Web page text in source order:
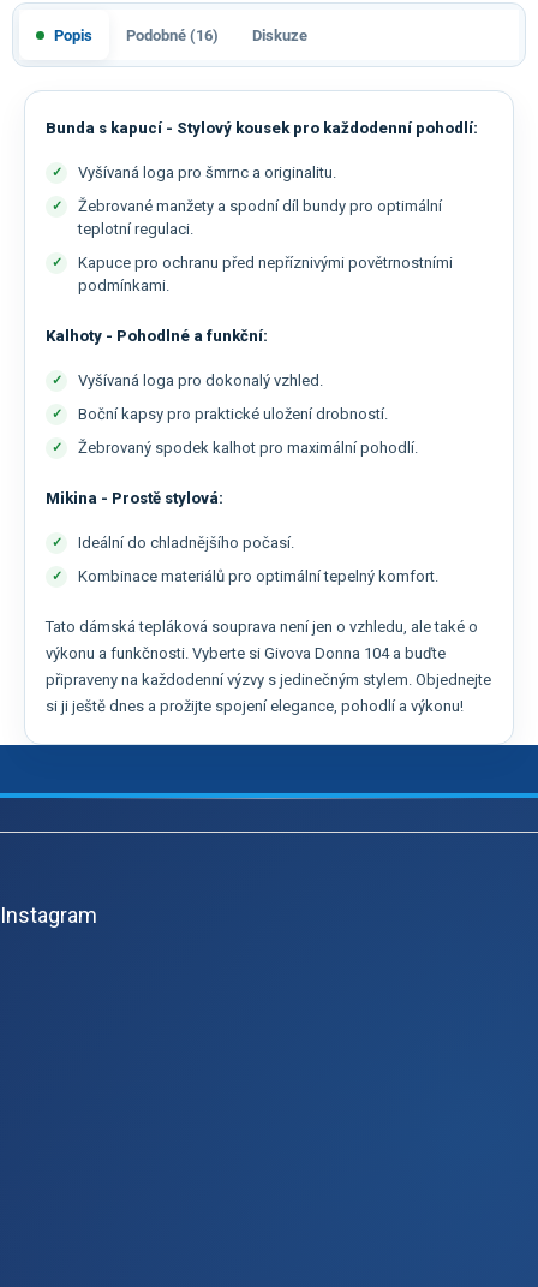
Popis Podobné (16) Diskuze
Bunda s kapucí - Stylový kousek pro každodenní pohodlí:
Vyšívaná loga pro šmrnc a originalitu.
Žebrované manžety a spodní díl bundy pro optimální
teplotní regulaci.
Kapuce pro ochranu před nepříznivými povětrnostními
podmínkami.
Kalhoty - Pohodlné a funkční:
Vyšívaná loga pro dokonalý vzhled.
Boční kapsy pro praktické uložení drobností.
Žebrovaný spodek kalhot pro maximální pohodlí.
Mikina - Prostě stylová:
Ideální do chladnějšího počasí.
Kombinace materiálů pro optimální tepelný komfort.
Tato dámská tepláková souprava není jen o vzhledu, ale také o
výkonu a funkčnosti. Vyberte si Givova Donna 104 a buďte
připraveny na každodenní výzvy s jedinečným stylem. Objednejte
si ji ještě dnes a prožijte spojení elegance, pohodlí a výkonu!
Z
Instagram